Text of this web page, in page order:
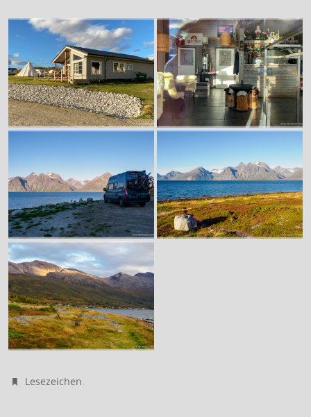
Lesezeichen.